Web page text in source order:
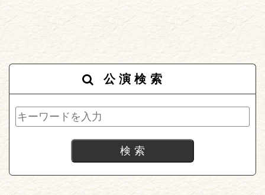
公演検索